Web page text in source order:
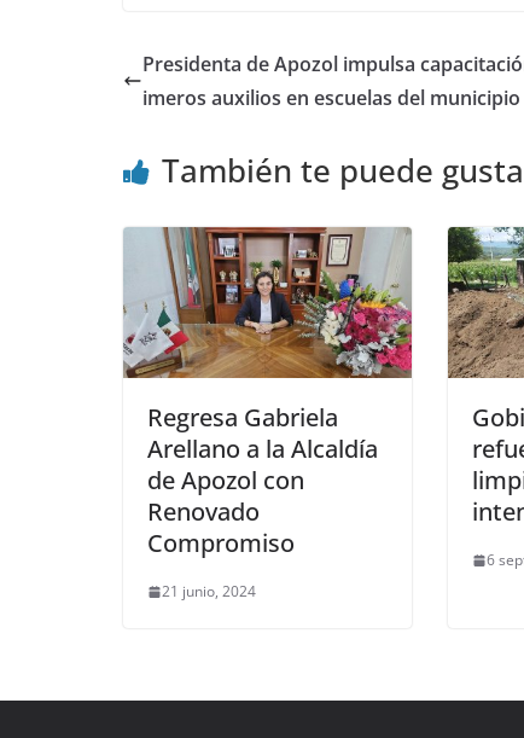
Presidenta de Apozol impulsa
imeros auxilios en escuelas del municipio
También te puede
Regresa Gabriela
Arellano a la Alcaldía
de Apozol con
Renovado
Compromiso
21 junio, 2024
6